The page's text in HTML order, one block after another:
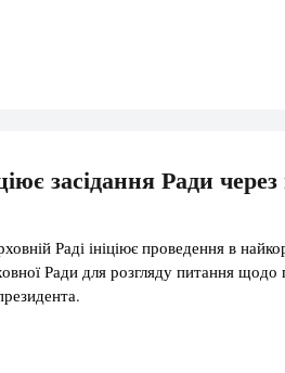
засідання Ради через
Раді ініціює проведення в
Ради для розгляду питання щодо